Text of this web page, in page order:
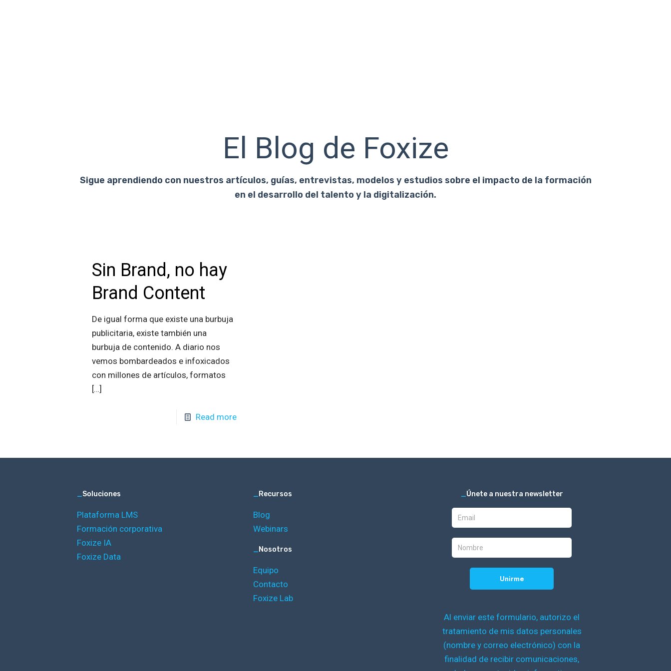
El Blog de Foxize
Sigue aprendiendo con nuestros artículos, guías, entrevistas, modelos y estudios sobre el impacto de la formación
en el desarrollo del talento y la digitalización.
Sin Brand, no hay
Brand Content
De igual forma que existe una burbuja
publicitaria, existe también una
burbuja de contenido. A diario nos
vemos bombardeados e infoxicados
con millones de artículos, formatos
[…]
Read more
_Soluciones
Plataforma LMS
Formación corporativa
Foxize IA
Foxize Data
_Recursos
Blog
Webinars
_Nosotros
Equipo
Contacto
Foxize Lab
_Únete a nuestra newsletter
Al enviar este formulario, autorizo el
tratamiento de mis datos personales
(nombre y correo electrónico) con la
finalidad de recibir comunicaciones,